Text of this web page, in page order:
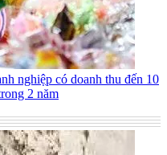
nghiệp có doanh thu đến 10
2 năm